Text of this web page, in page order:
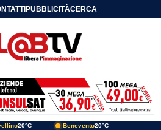
PUBBLICITÀCERCA
20°C Benevento20°C